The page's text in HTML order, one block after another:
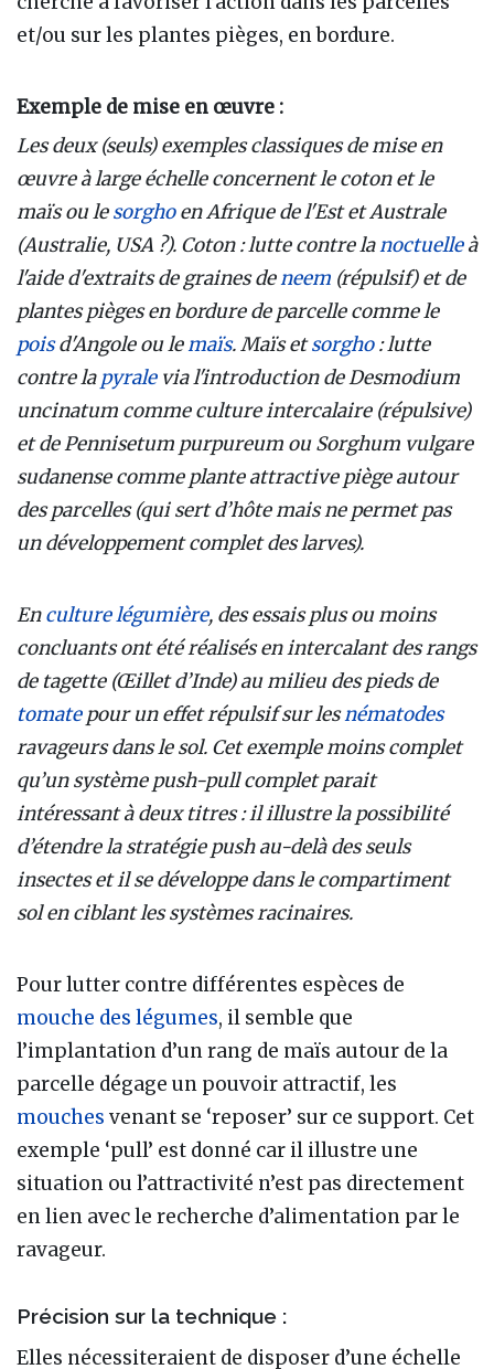
et/ou sur les plantes pièges, en bordure.
Exemple de mise en œuvre :
Les deux (seuls) exemples classiques de mise en
œuvre à large échelle concernent le coton et le
maïs ou lesorghoen Afrique de l'Est et Australe
(Australie, USA ?). Coton : lutte contre lanoctuelleà
l'aide d'extraits de graines deneem (répulsif) et de
plantes pièges en bordure de parcelle comme le
poisd'Angole ou lemaïs. Maïs etsorgho: lutte
contre lapyralevia l'introduction de Desmodium
uncinatum comme culture intercalaire (répulsive)
et de Pennisetum purpureum ou Sorghum vulgare
sudanense comme plante attractive piège autour
des parcelles (qui sert d’hôte mais ne permet pas
un développement complet des larves).
Enculture légumière, des essais plus ou moins
concluants ont été réalisés en intercalant des rangs
de tagette (Œillet d’Inde) au milieu des pieds de
tomatepour un effet répulsif sur lesnématodes
ravageurs dans le sol. Cet exemple moins complet
qu’un système push-pull complet parait
intéressant à deux titres : il illustre la possibilité
d’étendre la stratégie push au-delà des seuls
insectes et il se développe dans le compartiment
sol en ciblant les systèmes racinaires.
Pour lutter contre différentes espèces de
mouche des légumes, il semble que
l’implantation d’un rang de maïs autour de la
parcelle dégage un pouvoir attractif, les
mouches venant se ‘reposer’ sur ce support. Cet
exemple ‘pull’ est donné car il illustre une
situation ou l’attractivité n’est pas directement
en lien avec le recherche d’alimentation par le
ravageur.
Précision sur la technique :
Elles nécessiteraient de disposer d’une échelle